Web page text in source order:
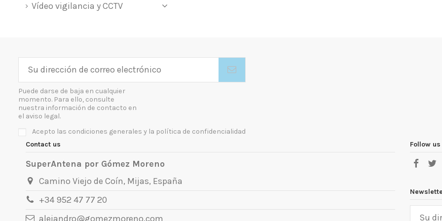
Vídeo vigilancia y CCTV
Puede darse de baja en cualquier
momento. Para ello, consulte
nuestra información de contacto en
el aviso legal.
Acepto las condiciones generales y la política de confidencialidad
Contact us
SuperAntena por Gómez Moreno
Camino Viejo de Coín, Mijas, España
+34 952 47 77 20
alejandro@gomezmoreno.com
Follow us